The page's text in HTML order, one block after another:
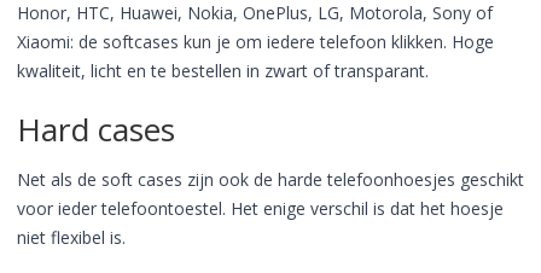
Honor, HTC, Huawei, Nokia, OnePlus, LG, Motorola, Sony of
Xiaomi: de softcases kun je om iedere telefoon klikken. Hoge
kwaliteit, licht en te bestellen in zwart of transparant.
Hard cases
Net als de soft cases zijn ook de harde telefoonhoesjes geschikt
voor ieder telefoontoestel. Het enige verschil is dat het hoesje
niet flexibel is.